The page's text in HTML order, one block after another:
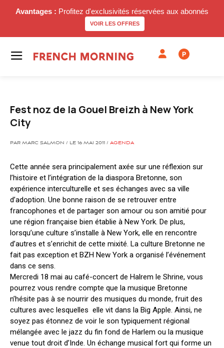
Avantages : Profitez d'exclusivités réservées aux abonnés
VOIR LES OFFRES
P
Fest noz de la Gouel Breizh à New York
City
PAR MARC SALMON / LE 16 MAI 2011 / AGENDA
Cette année sera principalement axée sur une réflexion sur
l’histoire et l’intégration de la diaspora Bretonne, son
expérience interculturelle et ses échanges avec sa ville
d’adoption. Une bonne raison de se retrouver entre
francophones et de partager son amour ou son amitié pour
une région française bien établie à New York. De plus,
lorsqu’une culture s’installe à New York, elle en rencontre
d’autres et s’enrichit de cette mixité. La culture Bretonne ne
fait pas exception et BZH New York a organisé l’événement
dans ce sens.
Mercredi 18 mai au café-concert de Halrem le Shrine, vous
pourrez vous rendre compte que la musique Bretonne
n’hésite pas à se nourrir des musiques du monde, fruit des
cultures avec lesquelles elle vit dans la Big Apple. Ainsi, ne
soyez pas étonnez de voir le son typiquement régional
mélangée avec le jazz du fin fond de Harlem ou la musique
venue tout droit d’Inde. Un échange musical fort qui forme un